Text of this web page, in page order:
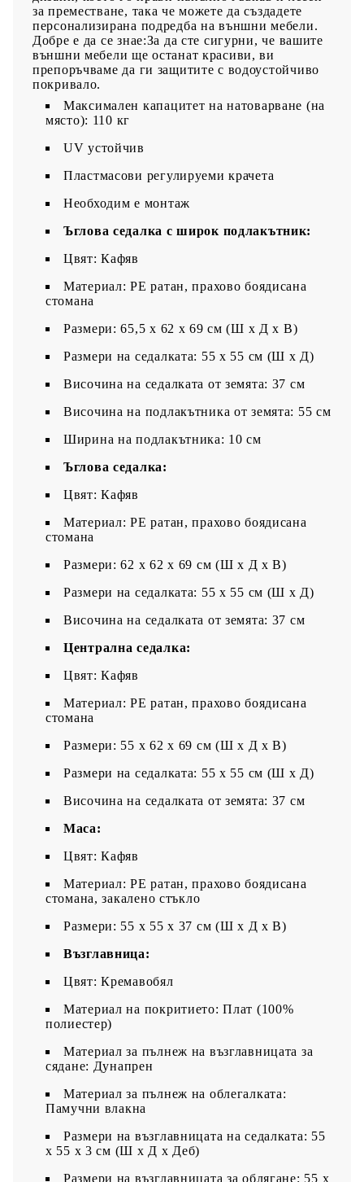
за преместване, така че можете да създадете
персонализирана подредба на външни мебели.
Добре е да се знае:За да сте сигурни, че вашите
външни мебели ще останат красиви, ви
препоръчваме да ги защитите с водоустойчиво
покривало.
Максимален капацитет на натоварване (на
място): 110 кг
UV устойчив
Пластмасови регулируеми крачета
Необходим е монтаж
Ъглова седалка с широк подлакътник:
Цвят: Кафяв
Материал: PE ратан, прахово боядисана
стомана
Размери: 65,5 x 62 x 69 см (Ш x Д x В)
Размери на седалката: 55 x 55 cм (Ш x Д)
Височина на седалката от земята: 37 см
Височина на подлакътника от земята: 55 см
Ширина на подлакътника: 10 см
Ъглова седалка:
Цвят: Кафяв
Материал: PE ратан, прахово боядисана
стомана
Размери: 62 x 62 x 69 см (Ш x Д x В)
Размери на седалката: 55 x 55 cм (Ш x Д)
Височина на седалката от земята: 37 см
Централна седалка:
Цвят: Кафяв
Материал: PE ратан, прахово боядисана
стомана
Размери: 55 x 62 x 69 см (Ш x Д x В)
Размери на седалката: 55 x 55 cм (Ш x Д)
Височина на седалката от земята: 37 см
Маса:
Цвят: Кафяв
Материал: PE ратан, прахово боядисана
стомана, закалено стъкло
Размери: 55 x 55 x 37 см (Ш x Д x В)
Възглавница:
Цвят: Кремавобял
Материал на покритието: Плат (100%
полиестер)
Материал за пълнеж на възглавницата за
сядане: Дунапрен
Материал за пълнеж на облегалката:
Памучни влакна
Размери на възглавницата на седалката: 55
x 55 x 3 см (Ш x Д x Деб)
Размери на възглавницата за облягане: 55 x